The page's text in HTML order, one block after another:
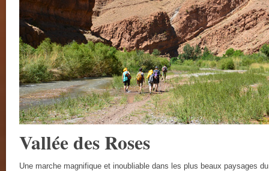
Vallée des Roses
Une marche magnifique et inoubliable dans les plus beaux paysages